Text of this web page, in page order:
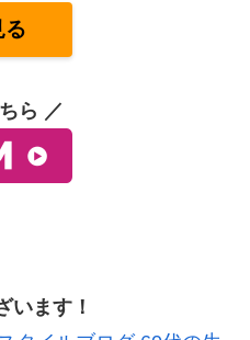
ら ／
います！